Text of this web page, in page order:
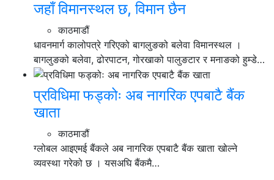
जहाँ विमानस्थल छ, विमान छैन
काठमाडौं
धावनमार्ग कालोपत्रे गरिएको बागलुङको बलेवा विमानस्थल ।
बागलुङको बलेवा, ढोरपाटन, गोरखाको पालुङटार र मनाङको हुम्डे…
प्रविधिमा फड्कोः अब नागरिक एपबाटै बैंक
खाता
काठमाडौं
ग्लोबल आइएमई बैंकले अब नागरिक एपबाटै बैंक खाता खोल्ने
व्यवस्था गरेको छ । यसअघि बैंकमै…